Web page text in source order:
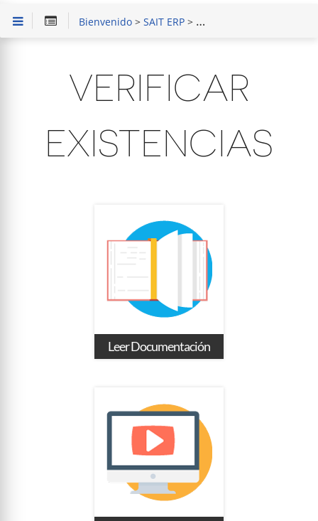
Bienvenido> SAIT ERP> Capacitación en Módulo
VERIFICAR
EXISTENCIAS
Leer Documentación